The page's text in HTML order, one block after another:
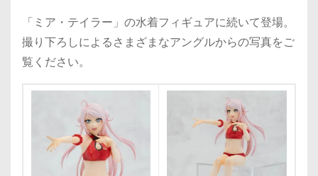
「ミア・テイラー」の水着フィギュアに続いて登場。
撮り下ろしによるさまざまなアングルからの写真をご
覧ください。